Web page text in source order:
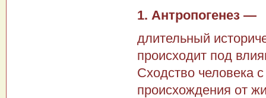
1. Антропогенез —
длитель­ный
происхо­дит под
Сходство человека
происхождения от